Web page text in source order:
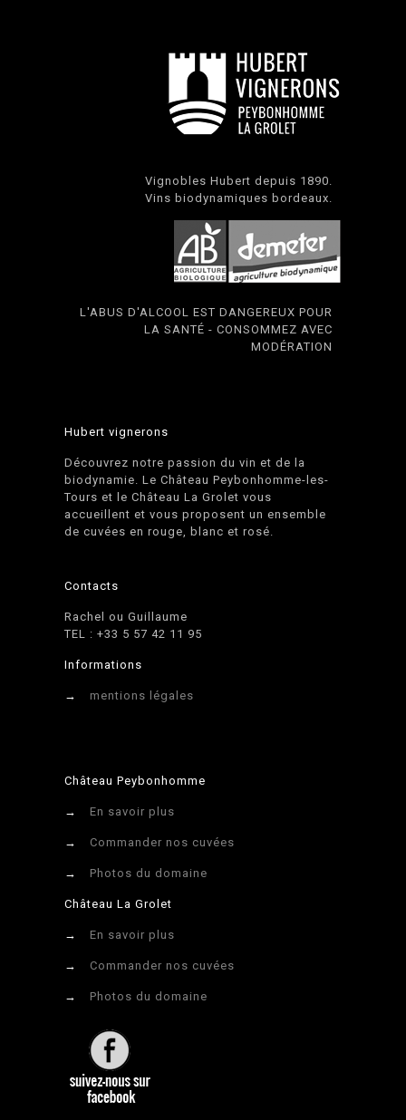
Vignobles Hubert depuis 1890.
Vins biodynamiques bordeaux.
L'ABUS D'ALCOOL EST DANGEREUX POUR
LA SANTÉ - CONSOMMEZ AVEC
MODÉRATION
Hubert vignerons
Découvrez notre passion du vin et de la
biodynamie. Le Château Peybonhomme-les-
Tours et le Château La Grolet vous
accueillent et vous proposent un ensemble
de cuvées en rouge, blanc et rosé.
Contacts
Rachel ou Guillaume
TEL : +33 5 57 42 11 95
Informations
→ mentions légales
Château Peybonhomme
→ En savoir plus
→ Commander nos cuvées
→ Photos du domaine
Château La Grolet
→ En savoir plus
→ Commander nos cuvées
→ Photos du domaine